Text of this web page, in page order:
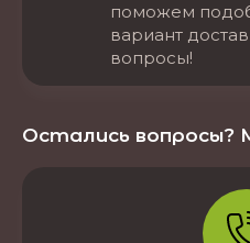
поможем
вариант
вопросы!
Остались вопросы?